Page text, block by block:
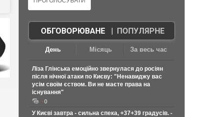
ОБГОВОРЮВАНЕ| ПОПУЛЯРНЕ
День Місяць За весь час
Ліза Глінська емоційно звернулася до росіян
після нічної атаки по Києву: "Ненавиджу вас
усім своїм єством. Ви не маєте права на
існування"
0
У Києві завтра - сильна спека, +37+39 градусів. -